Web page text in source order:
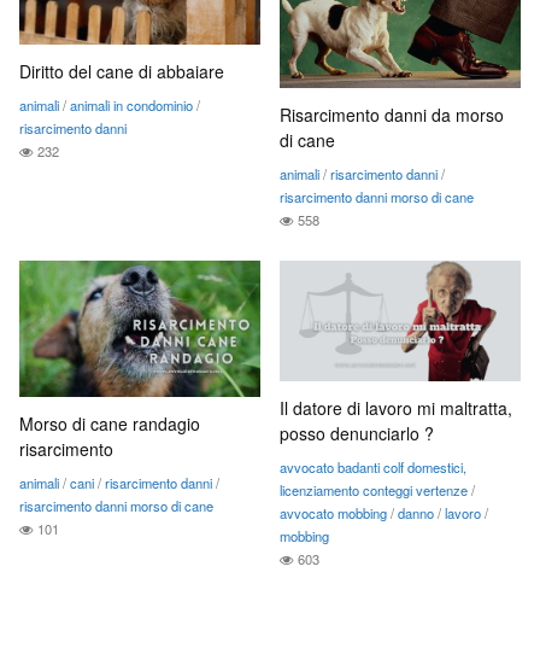
Diritto del cane di abbaiare
animali/animali in condominio/
risarcimento danni
232
Risarcimento danni da morso
di cane
animali/risarcimento danni/
risarcimento danni morso di cane
558
Morso di cane randagio
risarcimento
animali/cani/risarcimento danni/
risarcimento danni morso di cane
101
Il datore di lavoro mi maltratta,
posso denunciarlo ?
avvocato badanti colf domestici,
licenziamento conteggi vertenze/
avvocato mobbing/danno/lavoro/
mobbing
603